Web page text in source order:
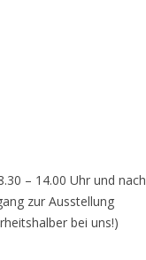
– 14.00 Uhr und nach
zur Ausstellung
bei uns!)